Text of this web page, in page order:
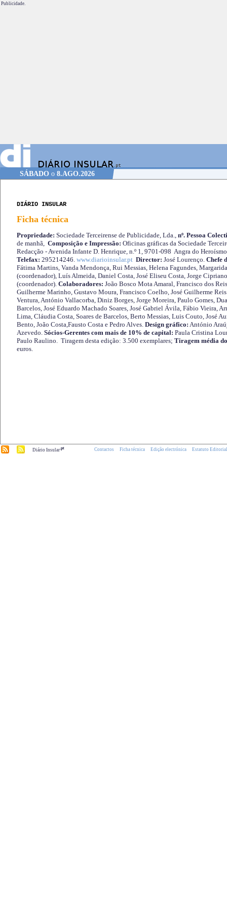
Publicidade.
SÁBADOo 8.AGO.2026
DIÁRIO INSULAR
Ficha técnica
Propriedade: Sociedade Terceirense de Publicidade, Lda., nº. Pessoa
de manhã, Composição e Impressão: Oficinas gráficas da Sociedade
Redacção - Avenida Infante D. Henrique, n.º 1, 9701-098 Angra do
Telefax: 295214246. www.diarioinsular.pt Director: José Lourenço. Chefe
Fátima Martins, Vanda Mendonça, Rui Messias, Helena Fagundes,
(coordenador), Luís Almeida, Daniel Costa, José Eliseu Costa, Jorge
(coordenador). Colaboradores: João Bosco Mota Amaral, Francisco dos
Guilherme Marinho, Gustavo Moura, Francisco Coelho, José Guilherme
Ventura, António Vallacorba, Diniz Borges, Jorge Moreira, Paulo Gomes,
Barcelos, José Eduardo Machado Soares, José Gabriel Ávila, Fábio Vieira,
Lima, Cláudia Costa, Soares de Barcelos, Berto Messias, Luis Couto, José
Bento, João Costa,Fausto Costa e Pedro Alves. Design gráfico: António
Azevedo. Sócios-Gerentes com mais de 10% de capital: Paula Cristina
Paulo Raulino. Tiragem desta edição: 3.500 exemplares; Tiragem média
euros.
Diário Insular.pt Contactos Ficha técnica Edição electrónica Estatuto Editorial